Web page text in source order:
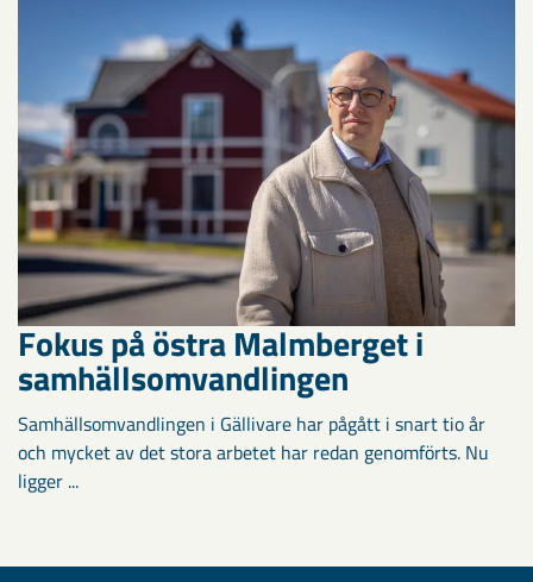
Fokus på östra Malmberget i
samhällsomvandlingen
Samhällsomvandlingen i Gällivare har pågått i snart tio år
och mycket av det stora arbetet har redan genomförts. Nu
ligger ...